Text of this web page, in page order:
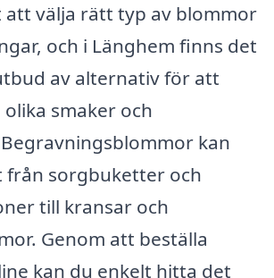
att välja rätt typ av blommor
och i Länghem finns det
av alternativ för att
smaker och
kan
från sorgbuketter och
till kransar och
Genom att beställa
kan du enkelt hitta det